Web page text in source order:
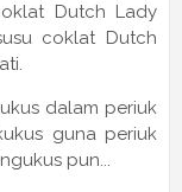
Dutch Lady
coklat Dutch
dalam periuk
guna periuk
pun...